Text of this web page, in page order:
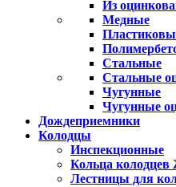
Из
Медные
Стальные
Стальные
Чугунные
Чугунные
Дождеприемники
Колодцы
Инспекционные
Кольца
Лестницы для